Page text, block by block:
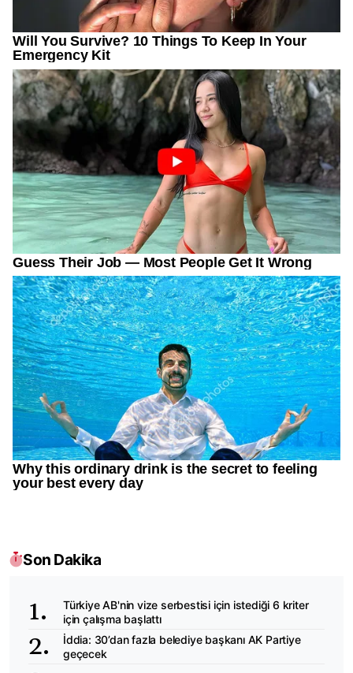
Son Dakika
Türkiye AB'nin vize serbestisi için istediği 6 kriter
için çalışma başlattı
İddia: 30’dan fazla belediye başkanı AK Partiye
geçecek